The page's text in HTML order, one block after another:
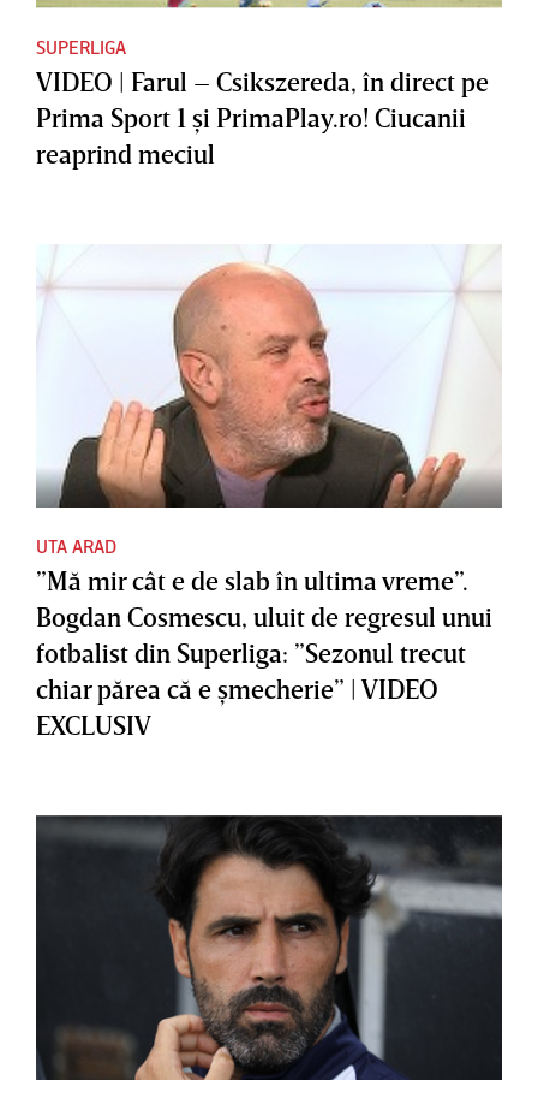
SUPERLIGA
VIDEO | Farul – Csikszereda, în direct pe
Prima Sport 1 şi PrimaPlay.ro! Ciucanii
reaprind meciul
UTA ARAD
”Mă mir cât e de slab în ultima vreme”.
Bogdan Cosmescu, uluit de regresul unui
fotbalist din Superliga: ”Sezonul trecut
chiar părea că e şmecherie” | VIDEO
EXCLUSIV